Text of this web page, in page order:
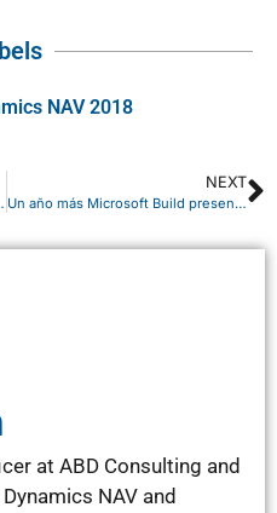
NAV 2018
Sonicwall
NEXT
Un año más Microsoft Build presenta las novedades para desarrolladores
at ABD Consulting and
NAV and